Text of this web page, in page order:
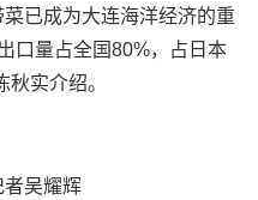
已成为大连海洋经济的重
口量占全国80%，占日本
实介绍。
者吴耀辉